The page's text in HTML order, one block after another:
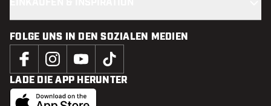
FOLGE UNS IN DEN SOZIALEN MEDIEN
LADE DIE APP HERUNTER